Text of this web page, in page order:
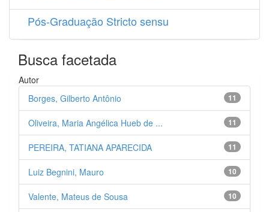
Pós-Graduação Stricto sensu
Busca facetada
Autor
11
Borges, Gilberto Antônio
11
Oliveira, Maria Angélica Hueb de ...
11
PEREIRA, TATIANA APARECIDA
10
Luiz Begnini, Mauro
10
Valente, Mateus de Sousa